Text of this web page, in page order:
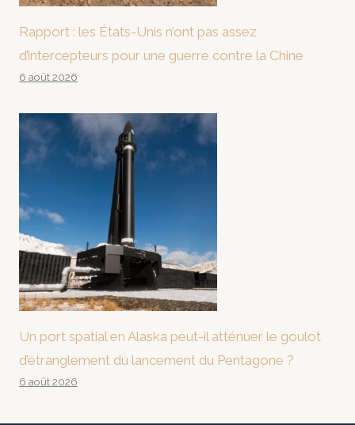
Rapport : les États-Unis n’ont pas assez
d’intercepteurs pour une guerre contre la Chine
6 août 2026
Un port spatial en Alaska peut-il atténuer le goulot
d’étranglement du lancement du Pentagone ?
6 août 2026